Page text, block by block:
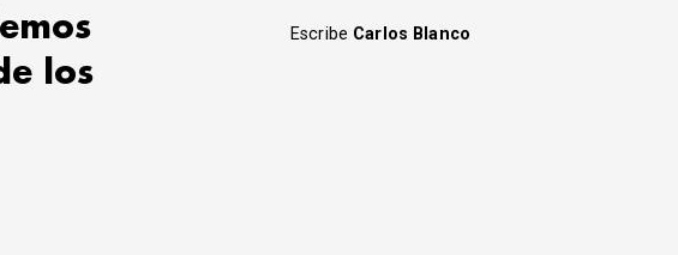
los
Escribe Carlos Blanco